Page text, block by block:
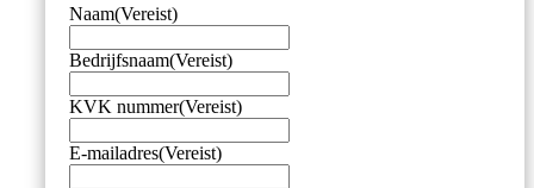
Naam(Vereist)
Bedrijfsnaam(Vereist)
KVK nummer(Vereist)
E-mailadres(Vereist)